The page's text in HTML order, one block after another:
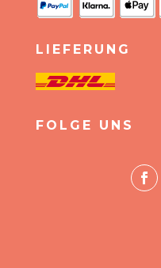
LIEFERUNG
FOLGE UNS